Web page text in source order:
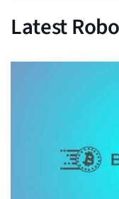
Latest